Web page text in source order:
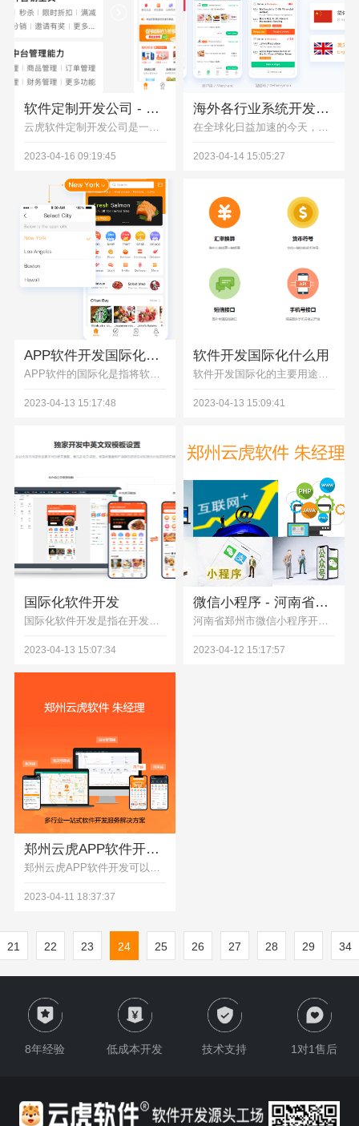
软件定制开发公司 - 云虎
云虎软件定制开发公司是一家专注于为企业提供软件定制开发服务的公司。我们的团队由经验丰富的软件工程师、设计师、项目经理和测试人员组成，致力于为客户提供高质量的定制软件解决方案。
2023-04-16 09:19:45
海外各行业系统开发国际化解决方案
在全球化日益加速的今天，为了适应各种市场需求，国际化（Internationalization，简称 i18n）解决方案在各行业系统开发中起着重要作用。以下是针对不同行业系统（网站、APP、Web 应用和软件开发）的国际化解决方案​：网站国际化、APP 国际化、Web 应用国际化、软件开发国际化
2023-04-14 15:05:27
APP软件开发国际化解决方案 - 云虎软件
APP软件的国际化是指将软件界面、功能、内容等进行本地化处理，以满足不同语言、文化、地域等用户的需求。下面是APP软件开发国际化解决方案的几个步骤：国际化设计、多语言支持、
2023-04-13 15:17:48
软件开发国际化什么用
软件开发国际化​的主要用途是让软件可以适应不同的语言环境和文化习惯。提高软件的竞争力。对于那些在全球范围内销售的软件产品而言，实现国际化是一项必要的工作，只有拥有跨越各种语言和文化习惯的用户群，才能获得更大的市场份额。
2023-04-13 15:09:41
国际化软件开发
国际化软件开发是指在开发软件产品时考虑到不同语言、文化和地域差异，以便软件能够在不同的国家和地区使用，并满足当地用户的需求。此类开发需要确保软件支持不同的语言和字符集，文化习惯和地区特色，如日期、时间、货币符号等，以及将用户界面本地化。通过国际化软件开发，可以使软件得到更广泛的应用和接受，增强软件在国际市场上的竞争力。
2023-04-13 15:07:34
微信小程序 - 河南省郑州市开发市场前景 | 云虎软件
河南省郑州市微信小程序开发市场前景还是比较乐观的:微信小程序人气高,使用者众多。微信本身的高人气和强大的社交功能,使得微信小程序有大量的潜在用户,这为小程序开发提供了广阔的市场空间。所以,总体来说,郑州小程序开发市场前景是很不错的,既有较好的环境土壤,也有广阔的发展空间,是小程序开发者比较理想的城市之一。但同时也存在一定的竞争,小程序开发者需要找到自己的竞争优势。
2023-04-12 15:17:57
郑州云虎APP软件开发 - 云虎公司
郑州云虎APP软件开发可以考虑以下几个方面:1. 确定APP的定位和功能:是新闻资讯APP,生活服务APP,视频短视频APP还是其他类型的APP,定位清晰后才可以进行下一步设计和开发。3. 选择开发平台:目前主流的APP开发平台有iOS平台和Android平台,需要根据目标用户选择开发对应的平台,如果要覆盖更多用户可以选择同时开发两个平台。
2023-04-11 18:37:37
21 22 23 24 25 26 27 28 29 34
8年经验 低成本开发 技术支持 1对1售后